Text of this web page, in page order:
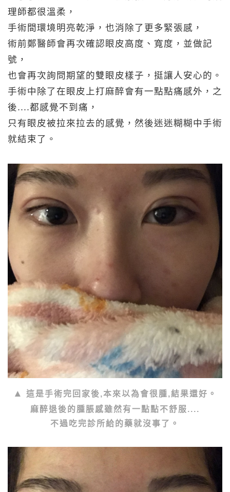
理師都很溫柔，
手術間環境明亮乾淨，也消除了更多緊張感，
術前鄭醫師會再次確認眼皮高度、寬度，並做記
號，
也會再次詢問期望的雙眼皮樣子，挺讓人安心的。
手術中除了在眼皮上打麻醉會有一點點痛感外，之
後....都感覺不到痛，
只有眼皮被拉來拉去的感覺，然後迷迷糊糊中手術
就結束了。
這是手術完回家後,本來以為會很腫,結果還好。
麻醉退後的腫脹感雖然有一點點不舒服....
不過吃完診所給的藥就沒事了。